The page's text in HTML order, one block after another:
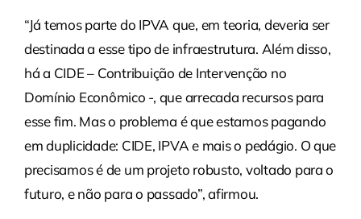
“Já temos parte do IPVA que, em teoria, deveria ser
destinada a esse tipo de infraestrutura. Além disso,
há a CIDE – Contribuição de Intervenção no
Domínio Econômico -, que arrecada recursos para
esse fim. Mas o problema é que estamos pagando
em duplicidade: CIDE, IPVA e mais o pedágio. O que
precisamos é de um projeto robusto, voltado para o
futuro, e não para o passado”, afirmou.